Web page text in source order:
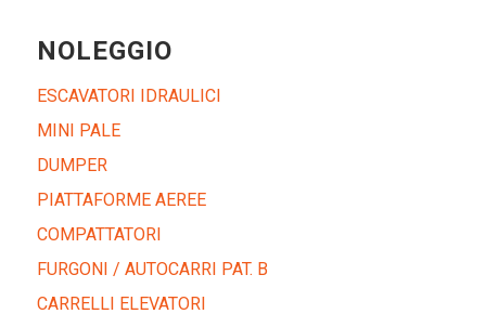
NOLEGGIO
ESCAVATORI IDRAULICI
MINI PALE
DUMPER
PIATTAFORME AEREE
COMPATTATORI
FURGONI / AUTOCARRI PAT. B
CARRELLI ELEVATORI